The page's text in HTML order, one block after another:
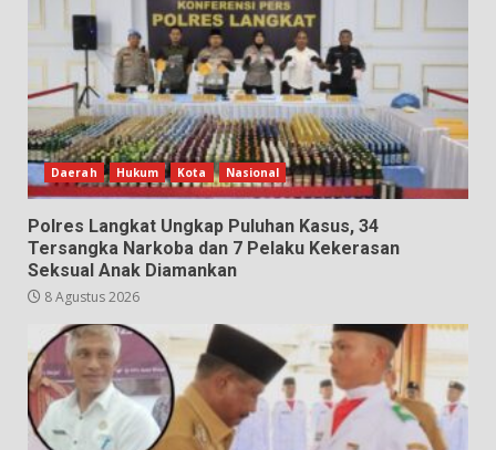
Daerah Hukum Kota Nasional
Polres Langkat Ungkap Puluhan Kasus, 34
Tersangka Narkoba dan 7 Pelaku Kekerasan
Seksual Anak Diamankan
8 Agustus 2026